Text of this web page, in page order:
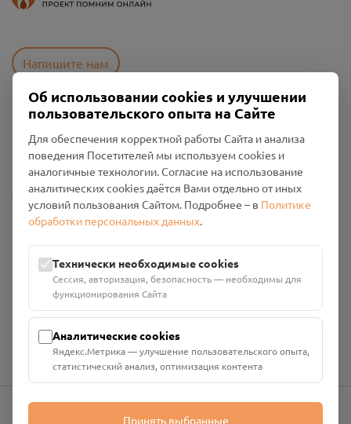
Напишите нам
Политика конфиденциальности
Промо-материалы
Настройки cookies
Общество с ограниченной ответственностью «Смоленский
Проект Помним»
ИНН: 6700029207 ОГРН: 1256700001986
Юридический адрес: 216790, Смоленская область, р-н
Руднянский, г. Рудня, улица Западная, д. 26А, пом. 18
Номер счёта: 40702810901130004287 в АО "АЛЬФА-БАНК"
Об использовании cookies и улучшении
пользовательского опыта на Сайте
Для обеспечения корректной работы Сайта и анализа
поведения Посетителей мы используем cookies и
аналогичные технологии. Согласие на использование
аналитических cookies даётся Вами отдельно от иных
условий пользования Сайтом. Подробнее – в Политике
обработки персональных данных.
Технически необходимые cookies
Сессия, авторизация, безопасность — необходимы для
функционирования Сайта
Аналитические cookies
Яндекс.Метрика — улучшение пользовательского опыта,
статистический анализ, оптимизация контента
Принять выбранные